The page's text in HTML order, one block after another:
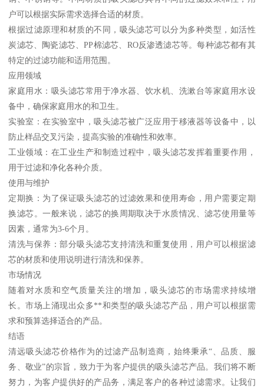
户可以根据实际需求选择合适的材质。
根据过滤原理和材质的不同，吸头滤芯可以分为多种类型，如活性
炭滤芯、陶瓷滤芯、PP棉滤芯、RO反渗透滤芯等。每种滤芯都有其
特定的过滤功能和适用范围。
应用领域
家庭用水：吸头滤芯常用于净水器、饮水机、洗漱台等家庭用水设
备中，确保家庭用水的和卫生。
实验室：在实验室中，吸头滤芯被广泛应用于移液器等设备中，以
防止样品交叉污染，提高实验的准确性和效率。
工业领域：在工业生产和制造过程中，吸头滤芯发挥着重要作用，
用于过滤和净化各种介质。
使用与维护
定期换：为了保证吸头滤芯的过滤效果和使用寿命，用户需要定期
换滤芯。一般来说，滤芯的换周期取决于水质情况、滤芯使用量等
因素，通常为3-6个月。
清洗与保养：部分吸头滤芯支持清洗和重复使用，用户可以根据滤
芯的材质和使用说明进行清洗和保养。
市场情况
随着对水质和空气质量关注的增加，吸头滤芯的市场需求持续增
长。市场上涌现出众多**和类型的吸头滤芯产品，用户可以根据需
求和预算选择适合的产品。
结语
清远吸头滤芯价格作为的过滤产品制造商，始终秉承“、品质、服
务、敬业”的宗旨，致力于为客户提供的吸头滤芯产品。我们将不断
努力，为客户提供好的产品务，满足客户的各种过滤需求。让我们